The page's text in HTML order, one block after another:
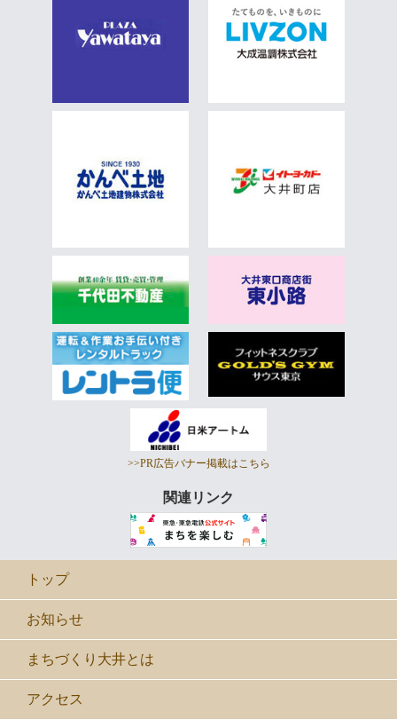
>>PR広告バナー掲載はこちら
関連リンク
トップ
お知らせ
まちづくり大井とは
アクセス